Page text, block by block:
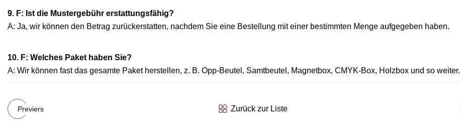
9. F: Ist die Mustergebühr erstattungsfähig?
A: Ja, wir können den Betrag zurückerstatten, nachdem Sie eine Bestellung mit einer bestimmten Menge aufgegeben haben.
10. F: Welches Paket haben Sie?
A: Wir können fast das gesamte Paket herstellen, z. B. Opp-Beutel, Samtbeutel, Magnetbox, CMYK-Box, Holzbox und so weiter.
Previers Zurück zur Liste